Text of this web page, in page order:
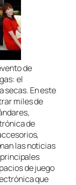
de
el
secas. En este
miles de
de
las noticias
de juego
que